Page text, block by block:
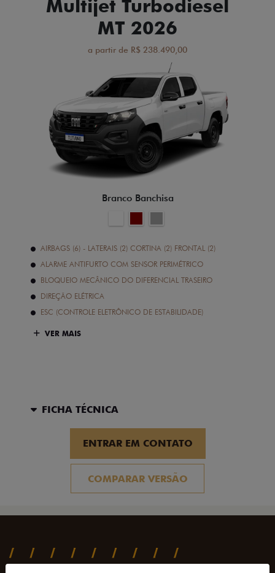
Multijet Turbodiesel
MT 2026
a partir de R$ 238.490,00
Branco Banchisa
AIRBAGS (6) - LATERAIS (2) CORTINA (2) FRONTAL (2)
ALARME ANTIFURTO COM SENSOR PERIMÉTRICO
BLOQUEIO MECÂNICO DO DIFERENCIAL TRASEIRO
DIREÇÃO ELÉTRICA
ESC (CONTROLE ELETRÔNICO DE ESTABILIDADE)
VER MAIS
FICHA TÉCNICA
ENTRAR EM CONTATO
COMPARAR VERSÃO